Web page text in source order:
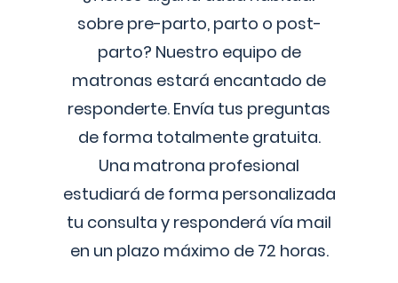
sobre pre-parto, parto o post-
parto? Nuestro equipo de
matronas estará encantado de
responderte. Envía tus preguntas
de forma totalmente gratuita.
Una matrona profesional
estudiará de forma personalizada
tu consulta y responderá vía mail
en un plazo máximo de 72 horas.